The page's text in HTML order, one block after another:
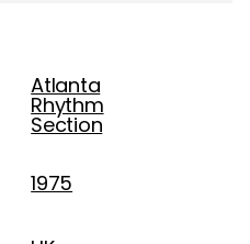
Atlanta
Rhythm
Section
1975